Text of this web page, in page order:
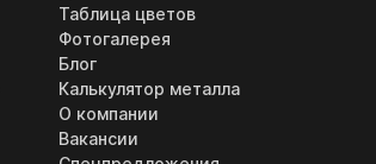
Таблица цветов
Фотогалерея
Блог
Калькулятор металла
О компании
Вакансии